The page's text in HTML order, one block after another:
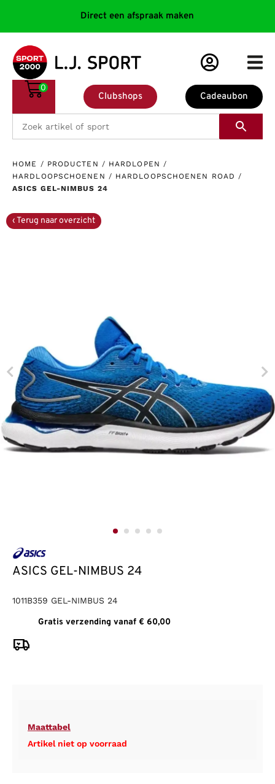
Direct een afspraak maken
Cadeaubon
Clubshops
0
HOME / PRODUCTEN / HARDLOPEN /
HARDLOOPSCHOENEN / HARDLOOPSCHOENEN ROAD /
ASICS GEL-NIMBUS 24
ASICS GEL-NIMBUS 24
1011B359 GEL-NIMBUS 24
Gratis verzending vanaf € 60,00
Maattabel
Artikel niet op voorraad